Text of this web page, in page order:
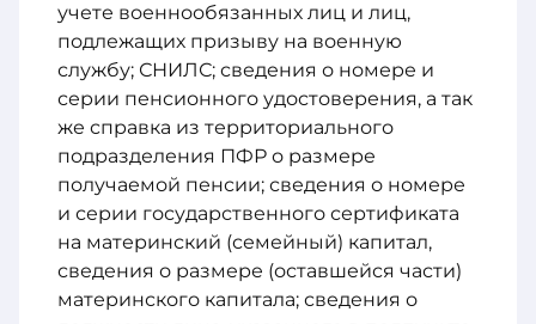
учете военнообязанных лиц и лиц,
подлежащих призыву на военную
службу; СНИЛС; сведения о номере и
серии пенсионного удостоверения, а так
же справка из территориального
подразделения ПФР о размере
получаемой пенсии; сведения о номере
и серии государственного сертификата
на материнский (семейный) капитал,
сведения о размере (оставшейся части)
материнского капитала; сведения о